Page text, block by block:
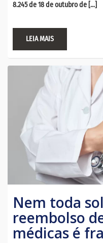
8.245 de 18 de outubro de […]
LEIA MAIS
Nem toda
reembolso
médicas é